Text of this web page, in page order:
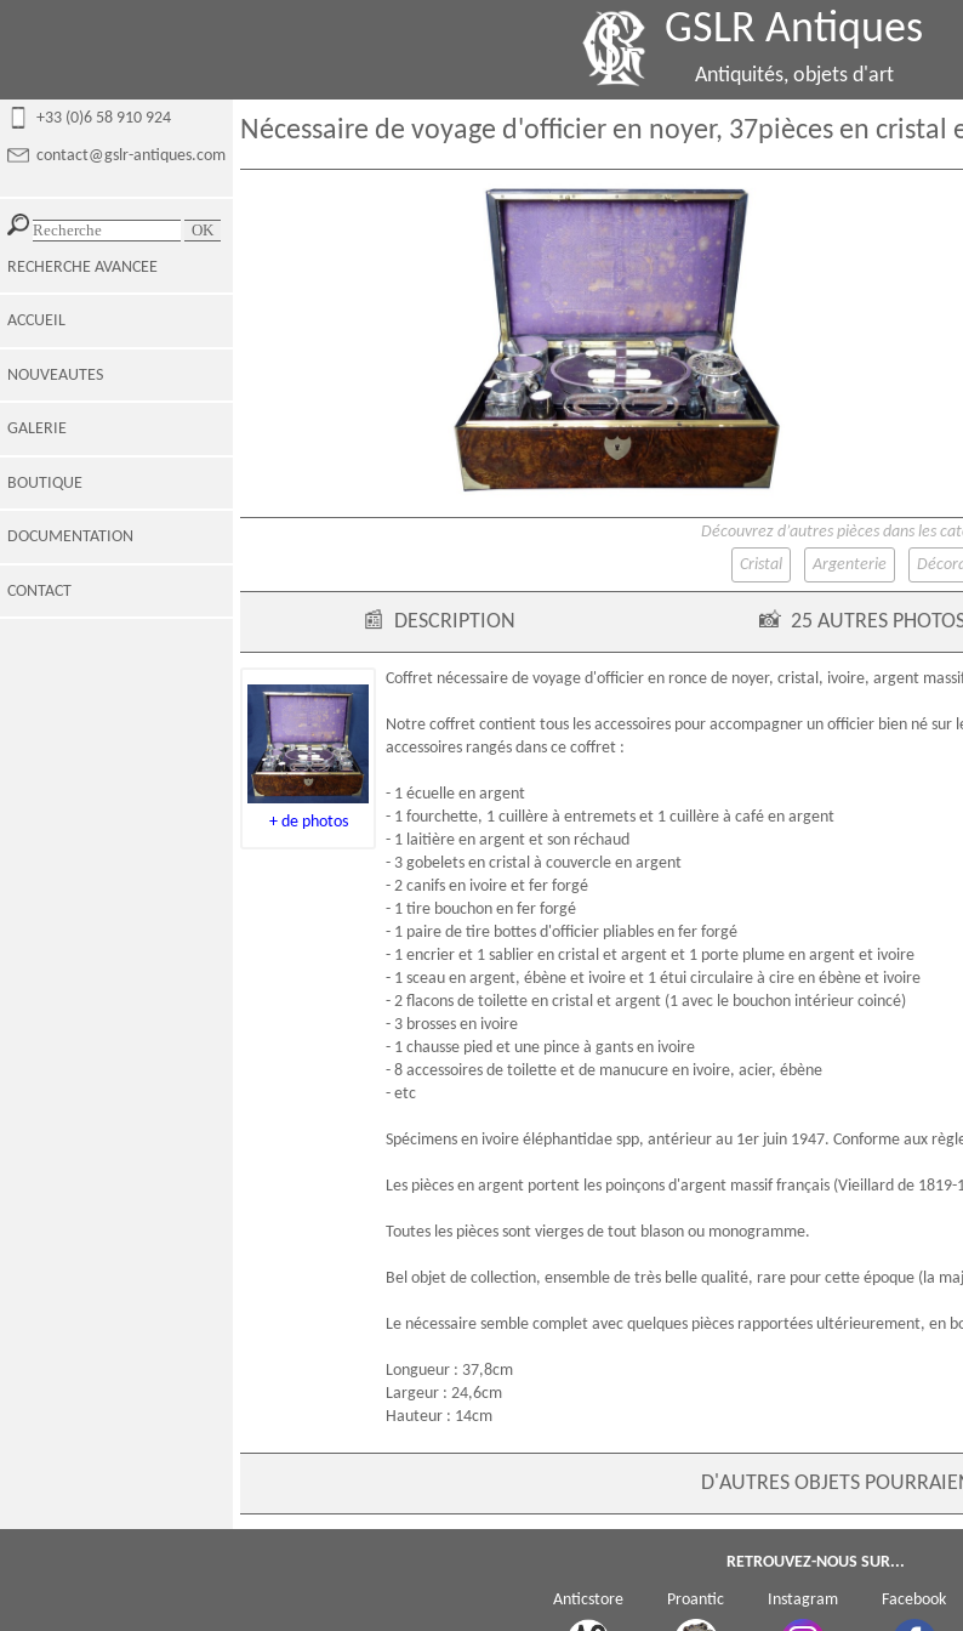
GSLR Antiques
Antiquités, objets d'art
+33 (0)6 58 910 924
contact@gslr-antiques.com
RECHERCHE AVANCEE
ACCUEIL
NOUVEAUTES
GALERIE
BOUTIQUE
DOCUMENTATION
CONTACT
Nécessaire de voyage d'officier en noyer, 37pièces en
Découvrez d’autres pièces dans les
Cristal
Argenterie
📰 DESCRIPTION 📸 25 AUTRES
+ de photos
Coffret nécessaire de voyage d'officier en ronce de noyer, cristal, ivoire, argent massif
Notre coffret contient tous les accessoires pour accompagner un officier bien né
accessoires rangés dans ce coffret :
- 1 écuelle en argent
- 1 fourchette, 1 cuillère à entremets et 1 cuillère à café en argent
- 1 laitière en argent et son réchaud
- 3 gobelets en cristal à couvercle en argent
- 2 canifs en ivoire et fer forgé
- 1 tire bouchon en fer forgé
- 1 paire de tire bottes d'officier pliables en fer forgé
- 1 encrier et 1 sablier en cristal et argent et 1 porte plume en argent et ivoire
- 1 sceau en argent, ébène et ivoire et 1 étui circulaire à cire en ébène et ivoire
- 2 flacons de toilette en cristal et argent (1 avec le bouchon intérieur coincé)
- 3 brosses en ivoire
- 1 chausse pied et une pince à gants en ivoire
- 8 accessoires de toilette et de manucure en ivoire, acier, ébène
- etc
Spécimens en ivoire éléphantidae spp, antérieur au 1er juin 1947. Conforme aux
Les pièces en argent portent les poinçons d'argent massif français (Vieillard de 1819-
Toutes les pièces sont vierges de tout blason ou monogramme.
Bel objet de collection, ensemble de très belle qualité, rare pour cette époque (la
Le nécessaire semble complet avec quelques pièces rapportées ultérieurement,
Longueur : 37,8cm
Largeur : 24,6cm
Hauteur : 14cm
D'AUTRES OBJETS
RETROUVEZ-NOUS SUR...
Anticstore Proantic Instagram Facebook